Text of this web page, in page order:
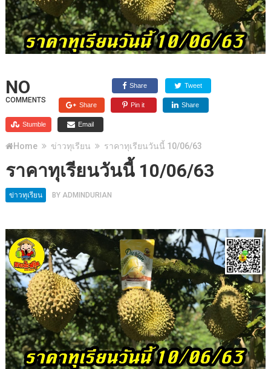
NO
COMMENTS
Share Tweet
Share Pin it Share
Stumble Email
Home ข่าวทุเรียน ราคาทุเรียนวันนี้ 10/06/63
ราคาทุเรียนวันนี้ 10/06/63
ข่าวทุเรียน BY ADMINDURIAN